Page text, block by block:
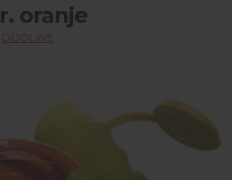
oranje
DUOLINE